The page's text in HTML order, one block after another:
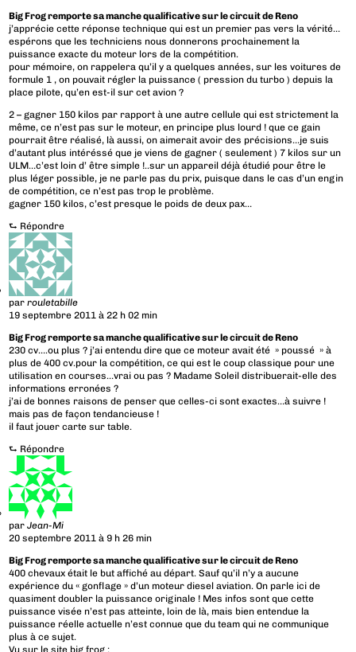
Big Frog remporte sa manche qualificative sur le circuit de Reno
j’apprécie cette réponse technique qui est un premier pas vers la vérité…
espérons que les techniciens nous donnerons prochainement la
puissance exacte du moteur lors de la compétition.
pour mémoire, on rappelera qu’il y a quelques années, sur les voitures de
formule 1 , on pouvait régler la puissance ( pression du turbo ) depuis la
place pilote, qu’en est-il sur cet avion ?
2 – gagner 150 kilos par rapport à une autre cellule qui est strictement la
même, ce n’est pas sur le moteur, en principe plus lourd ! que ce gain
pourrait être réalisé, là aussi, on aimerait avoir des précisions…je suis
d’autant plus intéréssé que je viens de gagner ( seulement ) 7 kilos sur un
ULM…c’est loin d’ être simple !..sur un appareil déjà étudié pour être le
plus léger possible, je ne parle pas du prix, puisque dans le cas d’un engin
de compétition, ce n’est pas trop le problème.
gagner 150 kilos, c’est presque le poids de deux pax…
⮑ Répondre
parrouletabille
19 septembre 2011 à 22 h 02 min
Big Frog remporte sa manche qualificative sur le circuit de Reno
230 cv….ou plus ? j’ai entendu dire que ce moteur avait été » poussé » à
plus de 400 cv.pour la compétition, ce qui est le coup classique pour une
utilisation en courses…vrai ou pas ? Madame Soleil distribuerait-elle des
informations erronées ?
j’ai de bonnes raisons de penser que celles-ci sont exactes…à suivre !
mais pas de façon tendancieuse !
il faut jouer carte sur table.
⮑ Répondre
parJean-Mi
20 septembre 2011 à 9 h 26 min
Big Frog remporte sa manche qualificative sur le circuit de Reno
400 chevaux était le but affiché au départ. Sauf qu’il n’y a aucune
expérience du « gonflage » d’un moteur diesel aviation. On parle ici de
quasiment doubler la puissance originale ! Mes infos sont que cette
puissance visée n’est pas atteinte, loin de là, mais bien entendue la
puissance réelle actuelle n’est connue que du team qui ne communique
plus à ce sujet.
Vu sur le site big frog :